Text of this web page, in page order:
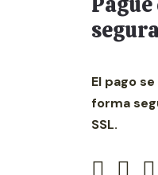
El pago
forma
SSL.